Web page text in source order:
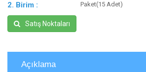
2. Birim : Paket(15 Adet)
Satış Noktaları
Açıklama